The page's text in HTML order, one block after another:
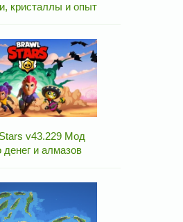
кристаллы и опыт
v43.229 Мод
денег и алмазов